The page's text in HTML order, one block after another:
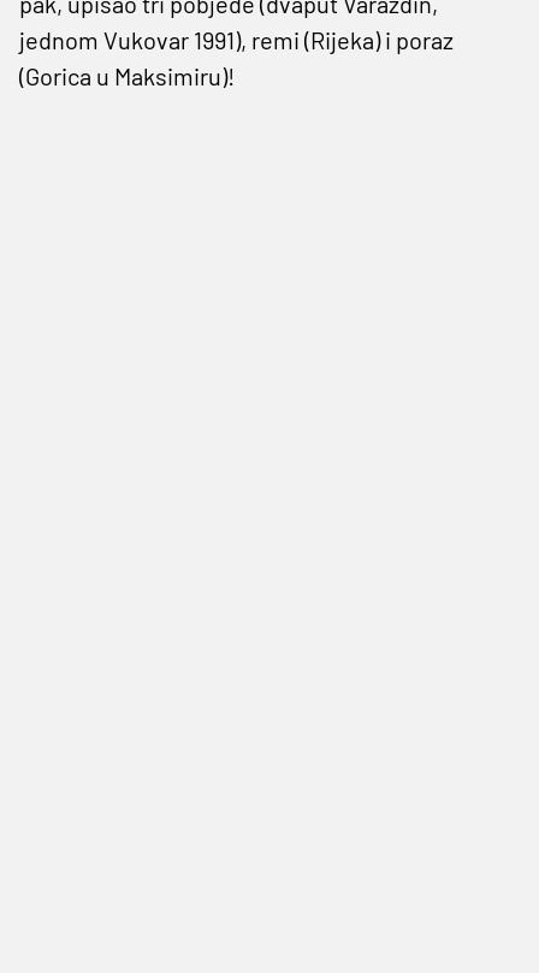
jednom Vukovar 1991), remi (Rijeka) i poraz
(Gorica u Maksimiru)!